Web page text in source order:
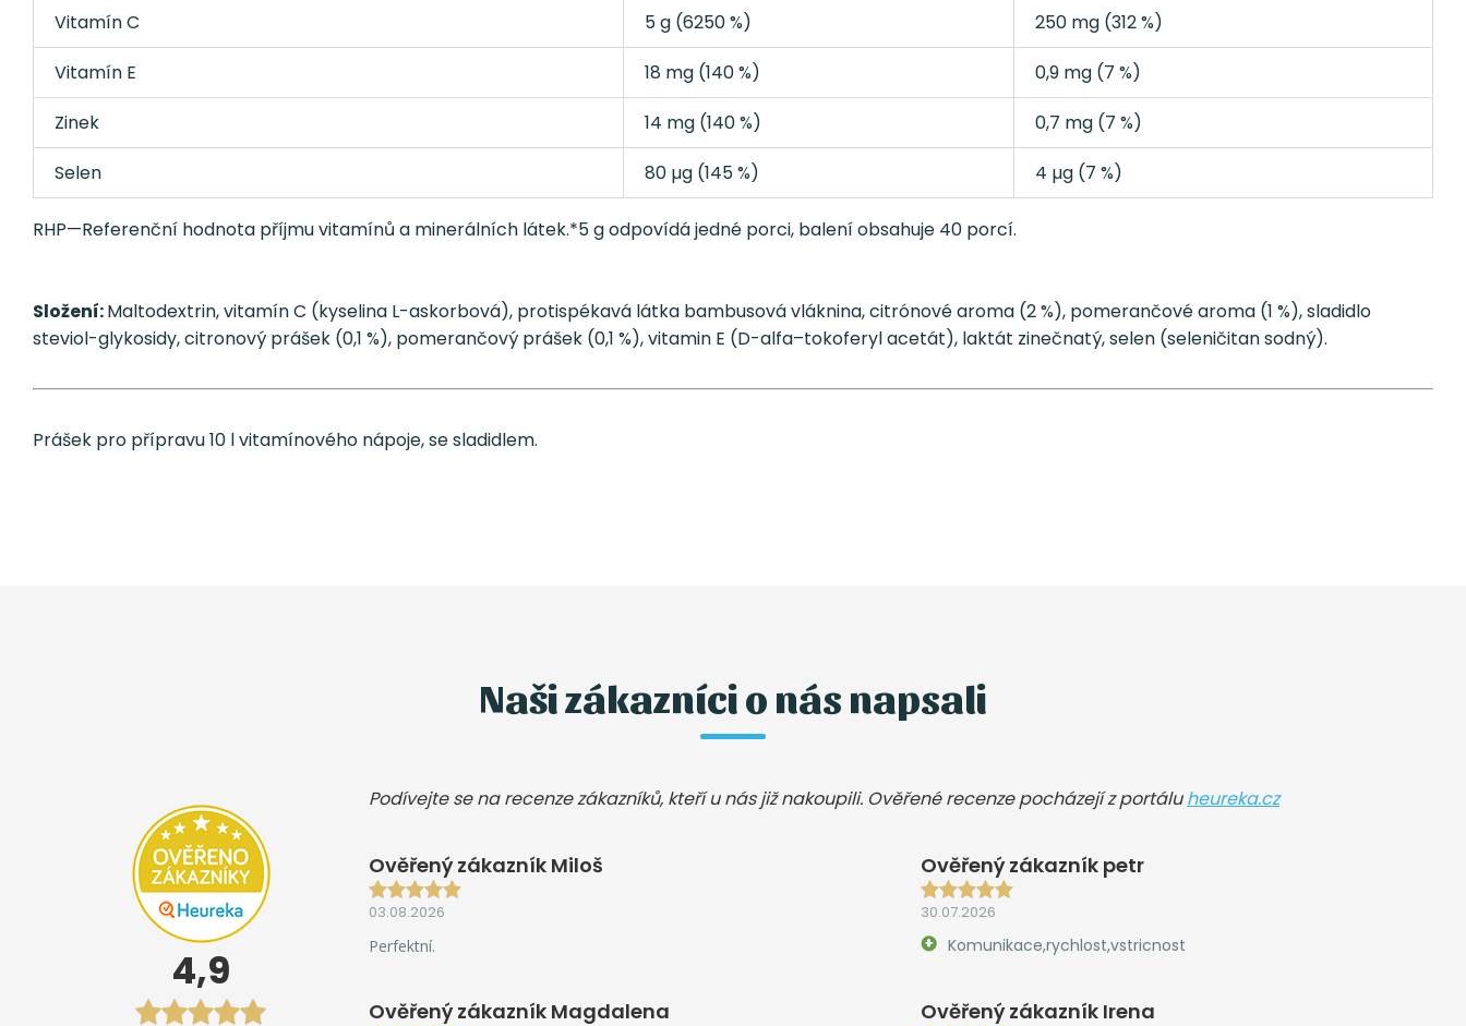
Vitamín C
5 g (6250 %)
250 mg (312 %)
Vitamín E
18 mg (140 %)
0,9 mg (7 %)
Zinek
14 mg (140 %)
0,7 mg (7 %)
Selen
80 µg (145 %) 4 µg (7 %)
RHP—Referenční hodnota příjmu vitamínů a minerálních látek.*5 g odpovídá jedné porci, balení obsahuje 40 porcí.
Složení:Maltodextrin, vitamín C (kyselina L-askorbová), protispékavá látka bambusová vláknina, citrónové aroma (2 %), pomerančové aroma (1 %), sladidlo
steviol-glykosidy, citronový prášek (0,1 %), pomerančový prášek (0,1 %), vitamin E (D-alfa–tokoferyl acetát), laktát zinečnatý, selen (seleničitan sodný).
Prášek pro přípravu 10 l vitamínového nápoje, se sladidlem.
Naši zákazníci o nás napsali
4,9
Podívejte se na recenze zákazníků, kteří u nás již nakoupili. Ověřené recenze pocházejí z portáluheureka.cz
Ověřený zákazník Miloš
03.08.2026
Perfektní.
Ověřený zákazník petr
30.07.2026
Komunikace,rychlost,vstricnost
Ověřený zákazník Magdalena Ověřený zákazník Irena